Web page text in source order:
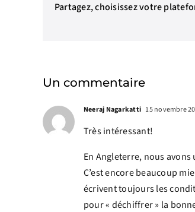
Partagez, choisissez votre
Un commentaire
Neeraj Nagarkatti 15 novembre
Très intéressant!
En Angleterre, nous
C’est encore beaucoup
écrivent toujours les
pour « déchiffrer » la